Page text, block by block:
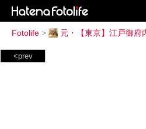
Fotolife > 元・【東京】江戸御府
<prev